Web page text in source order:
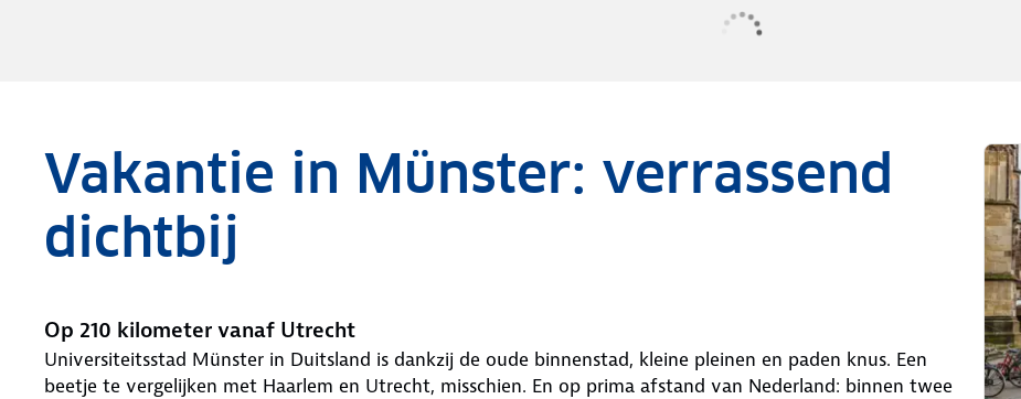
Vakantie in Münster: verrassend
dichtbij
Op 210 kilometer vanaf Utrecht
Universiteitsstad Münster in Duitsland is dankzij de oude binnenstad, kleine pleinen en paden knus. Een
beetje te vergelijken met Haarlem en Utrecht, misschien. En op prima afstand van Nederland: binnen twee